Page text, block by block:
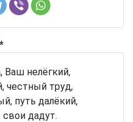
Ваш нелёгкий,
честный труд,
путь далёкий,
дадут.